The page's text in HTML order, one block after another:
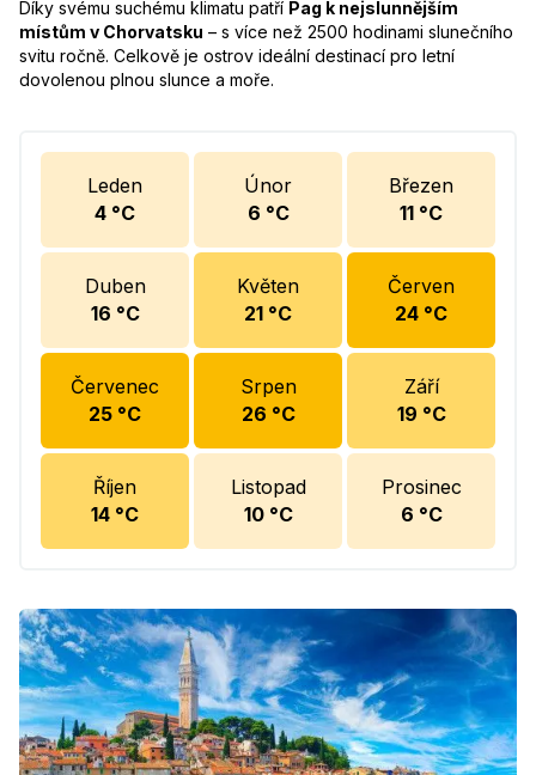
Díky svému suchému klimatu patří Pag k nejslunnějším
místům v Chorvatsku – s více než 2500 hodinami slunečního
svitu ročně. Celkově je ostrov ideální destinací pro letní
dovolenou plnou slunce a moře.
Leden
4 °C
Únor
6 °C
Březen
11 °C
Duben
16 °C
Květen
21 °C
Červen
24 °C
Červenec
25 °C
Srpen
26 °C
Září
19 °C
Říjen
14 °C
Listopad
10°C
Prosinec
6 °C